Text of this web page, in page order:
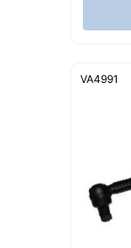
VA4991